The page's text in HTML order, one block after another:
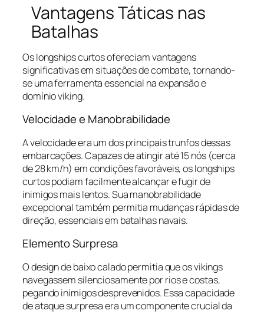
Vantagens Táticas nas
Batalhas
Os longships curtos ofereciam vantagens
significativas em situações de combate, tornando-
se uma ferramenta essencial na expansão e
domínio viking.
Velocidade e Manobrabilidade
A velocidade era um dos principais trunfos dessas
embarcações. Capazes de atingir até 15 nós (cerca
de 28 km/h) em condições favoráveis, os longships
curtos podiam facilmente alcançar e fugir de
inimigos mais lentos. Sua manobrabilidade
excepcional também permitia mudanças rápidas de
direção, essenciais em batalhas navais.
Elemento Surpresa
O design de baixo calado permitia que os vikings
navegassem silenciosamente por rios e costas,
pegando inimigos desprevenidos. Essa capacidade
de ataque surpresa era um componente crucial da